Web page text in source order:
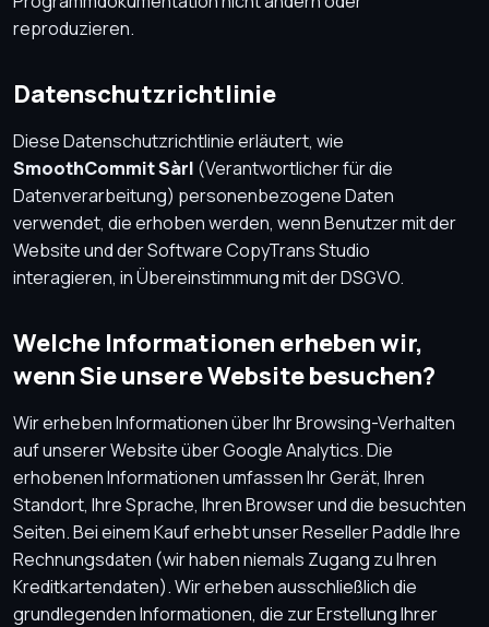
reproduzieren.
Datenschutzrichtlinie
Diese Datenschutzrichtlinie erläutert, wie
SmoothCommit Sàrl (Verantwortlicher für die
Datenverarbeitung) personenbezogene Daten
verwendet, die erhoben werden, wenn Benutzer mit der
Website und der Software CopyTrans Studio
interagieren, in Übereinstimmung mit der DSGVO.
Welche Informationen erheben wir,
wenn Sie unsere Website besuchen?
Wir erheben Informationen über Ihr Browsing-Verhalten
auf unserer Website über Google Analytics. Die
erhobenen Informationen umfassen Ihr Gerät, Ihren
Standort, Ihre Sprache, Ihren Browser und die besuchten
Seiten. Bei einem Kauf erhebt unser Reseller Paddle Ihre
Rechnungsdaten (wir haben niemals Zugang zu Ihren
Kreditkartendaten). Wir erheben ausschließlich die
grundlegenden Informationen, die zur Erstellung Ihrer